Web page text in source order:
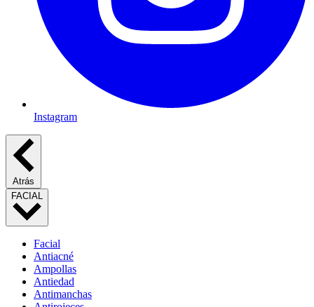
Instagram
Atrás
FACIAL
Facial
Antiacné
Ampollas
Antiedad
Antimanchas